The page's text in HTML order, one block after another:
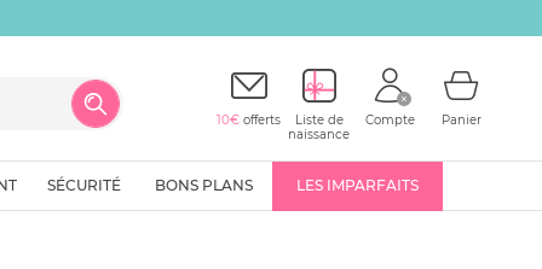
10€ offerts
Liste de
naissance
Compte Panier
SÉCURITÉ BONS PLANS LES IMPARFAITS